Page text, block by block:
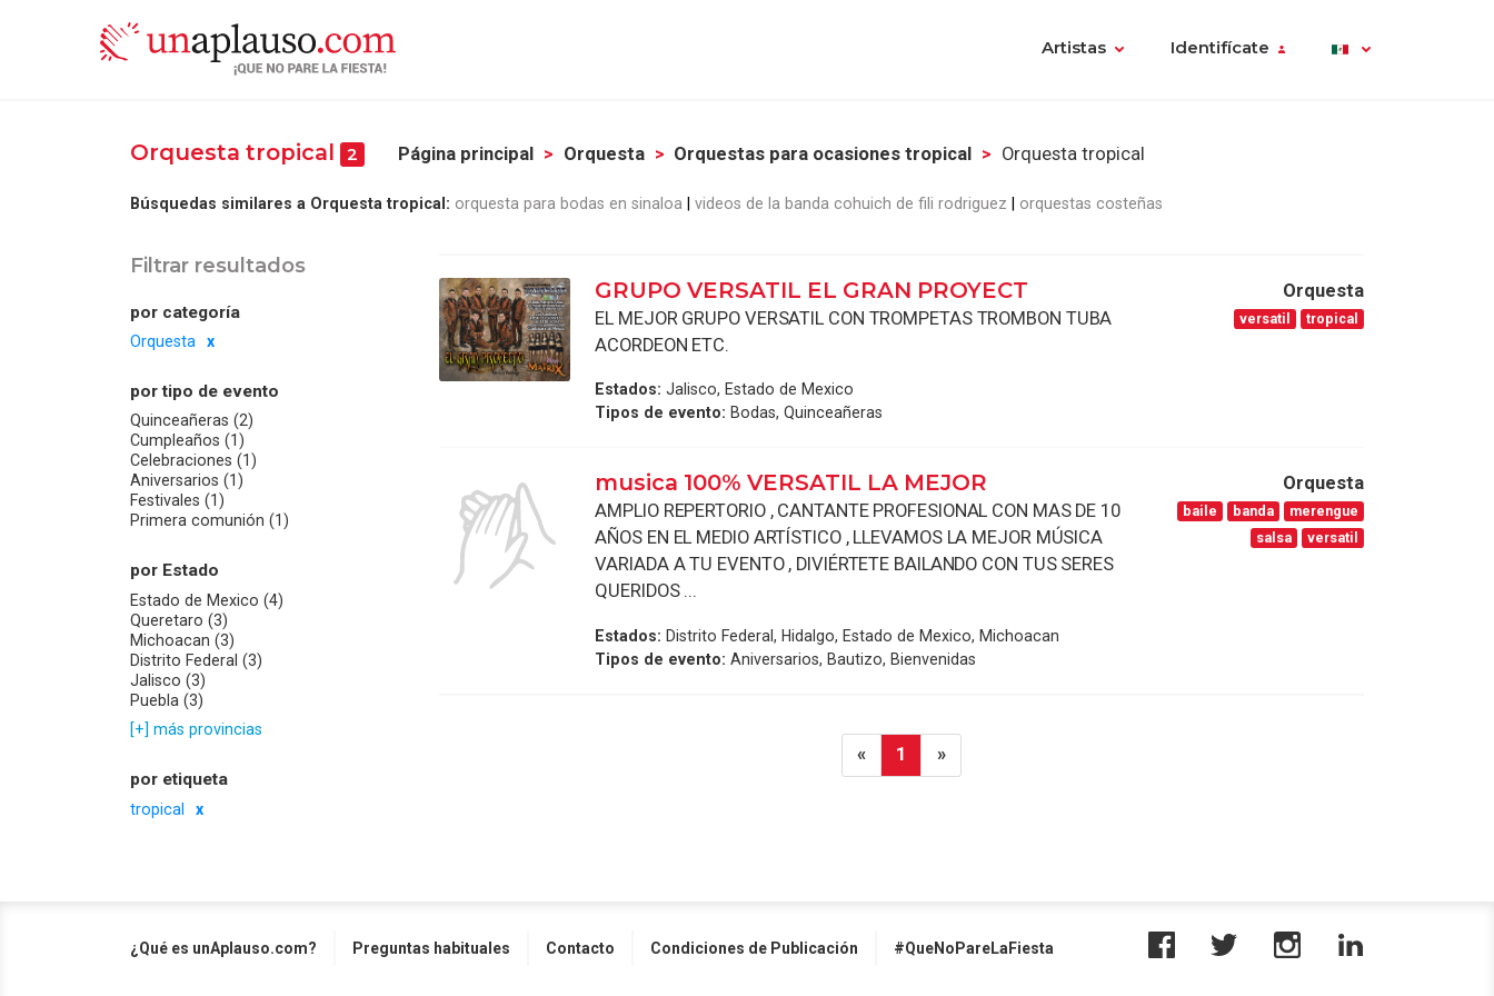
Artistas Identifícate
Orquesta tropical 2 Página principal Orquesta Orquestas para ocasiones tropical Orquesta tropical
Búsquedas similares a Orquesta tropical: orquesta para bodas en sinaloa videos de la banda cohuich de fili rodriguez orquestas costeñas
Filtrar resultados
por categoría
Orquesta
por tipo de evento
Quinceañeras (2)
Cumpleaños (1)
Celebraciones (1)
Aniversarios (1)
Festivales (1)
Primera comunión (1)
por Estado
Estado de Mexico (4)
Queretaro (3)
Michoacan (3)
Distrito Federal (3)
Jalisco (3)
Puebla (3)
[+] más provincias
por etiqueta
tropical
GRUPO VERSATIL EL GRAN PROYECT
EL MEJOR GRUPO VERSATIL CON TROMPETAS TROMBON TUBA
ACORDEON ETC.
Estados: Jalisco, Estado de Mexico
Tipos de evento: Bodas, Quinceañeras
Orquesta
versatil tropical
musica 100% VERSATIL LA MEJOR
AMPLIO REPERTORIO , CANTANTE PROFESIONAL CON MAS DE 10
AÑOS EN EL MEDIO ARTÍSTICO , LLEVAMOS LA MEJOR MÚSICA
VARIADA A TU EVENTO , DIVIÉRTETE BAILANDO CON TUS SERES
QUERIDOS ...
Estados: Distrito Federal, Hidalgo, Estado de Mexico, Michoacan
Tipos de evento: Aniversarios, Bautizo, Bienvenidas
Orquesta
baile banda
merengue
salsa
versatil
« 1 »
¿Qué es unAplauso.com? Preguntas habituales Contacto Condiciones de Publicación #QueNoPareLaFiesta